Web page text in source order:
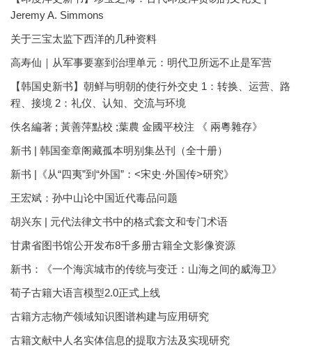
Jeremy A. Simmons
关于三宝太监下西洋的几种资料
高寿仙｜从军事要塞到治理单元：明代卫所远不止是军营
【韩国史新书】朝鲜与明朝的使行外交史 1：转换、运营、路
程、接境 2：礼仪、认知、交流与环境
佚名編著 ; 黃善萍點校 ;葉農 金國平校注 《 兩粵雜存》
新书 | 韩国奎章阁藏孤本明别集丛刊（全十册）
新书 |《从“四夷”到“外国”：<宋史·外国传>研究》
王宏斌：孙中山论中国近代毒品问题
胡兴东 | 元代法律文书中的格式套文和专门术语
甘肃省图书馆公开发布8千多册古籍全文影像资源
新书：《一个海滨城市的传统与变迁：山海之间的威海卫》
荀子古籍大语言模型2.0正式上线
古籍方志物产领域知识图谱构建与应用研究
古籍文献中人名实体信息的提取方法及实现研究